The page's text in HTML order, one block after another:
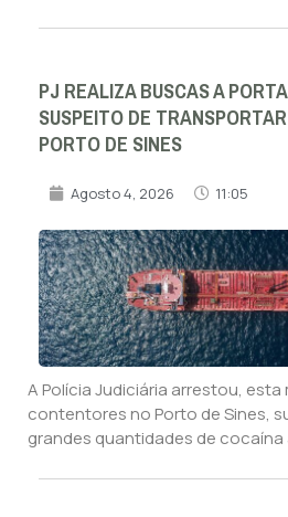
PJ REALIZA BUSCAS A
SUSPEITO DE
PORTO DE SINES
Agosto 4, 2026 11:05
A Polícia Judiciária arrestou,
contentores no Porto de Sines,
grandes quantidades de cocaína